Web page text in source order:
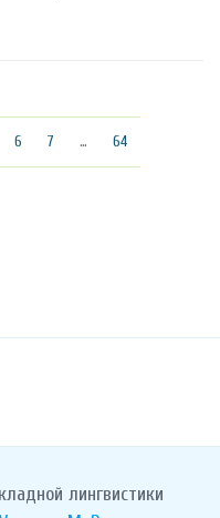
6 7 … 64
лингвистики